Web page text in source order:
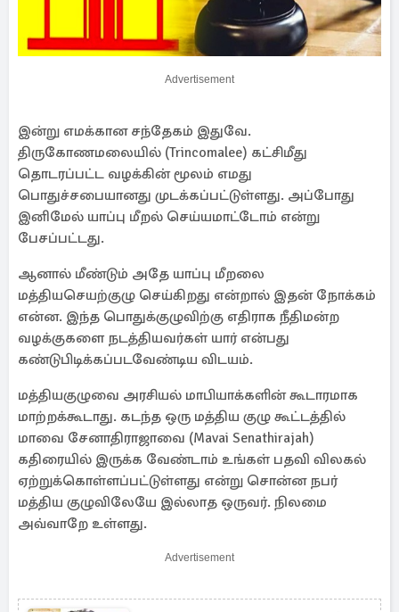
Advertisement
இன்று எமக்கான சந்தேகம் இதுவே.
திருகோணமலையில் (Trincomalee) கட்சிமீது
தொடரப்பட்ட வழக்கின் மூலம் எமது
பொதுச்சபையானது முடக்கப்பட்டுள்ளது. அப்போது
இனிமேல் யாப்பு மீறல் செய்யமாட்டோம் என்று
பேசப்பட்டது.
ஆனால் மீண்டும் அதே யாப்பு மீறலை
மத்தியசெயற்குழு செய்கிறது என்றால் இதன் நோக்கம்
என்ன. இந்த பொதுக்குழுவிற்கு எதிராக நீதிமன்ற
வழக்குகளை நடத்தியவர்கள் யார் என்பது
கண்டுபிடிக்கப்படவேண்டிய விடயம்.
மத்தியகுழுவை அரசியல் மாபியாக்களின் கூடாரமாக
மாற்றக்கூடாது. கடந்த ஒரு மத்திய குழு கூட்டத்தில்
மாவை சேனாதிராஜாவை (Mavai Senathirajah)
கதிரையில் இருக்க வேண்டாம் உங்கள் பதவி விலகல்
ஏற்றுக்கொள்ளப்பட்டுள்ளது என்று சொன்ன நபர்
மத்திய குழுவிலேயே இல்லாத ஒருவர். நிலமை
அவ்வாறே உள்ளது.
Advertisement